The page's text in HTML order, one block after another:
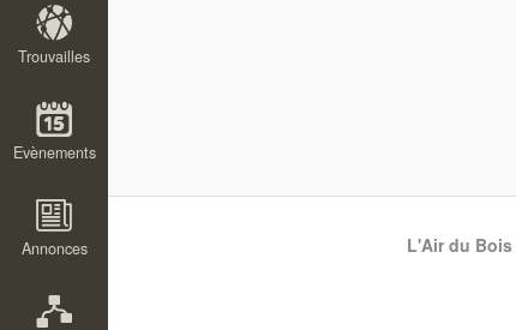
Trouvailles
Evènements
Annonces L'Air du Bois